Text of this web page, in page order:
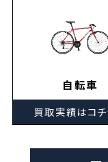
自転車
買取実績はコチ